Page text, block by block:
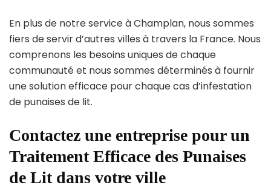
En plus de notre service à Champlan, nous sommes
fiers de servir d’autres villes à travers la France. Nous
comprenons les besoins uniques de chaque
communauté et nous sommes déterminés à fournir
une solution efficace pour chaque cas d’infestation
de punaises de lit.
Contactez une entreprise pour un
Traitement Efficace des Punaises
de Lit dans votre ville